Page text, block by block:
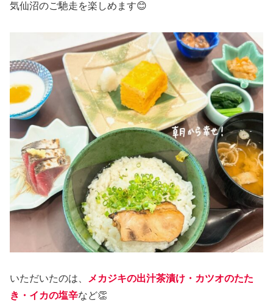
気仙沼のご馳走を楽しめます😊
いただいたのは、
メカジキの出汁茶漬け・カツオのたた
き・イカの塩辛など👏